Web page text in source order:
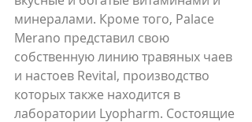
минералами. Кроме того, Palace
Merano представил свою
собственную линию травяных чаев
и настоев Revital, производство
которых также находится в
лаборатории Lyopharm. Состоящие